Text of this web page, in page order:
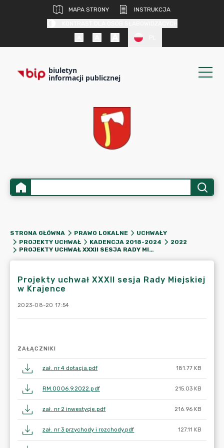
MAPA STRONY
INSTRUKCJA
biuletyn
informacji publicznej
STRONA GŁÓWNA PRAWO LOKALNE
UCHWAŁY
PROJEKTY UCHWAŁ
KADENCJA 2018-2024
2022
PROJEKTY UCHWAŁ XXXII SESJA RADY MIEJSKIEJ W KRAJENCE
Projekty uchwał XXXII sesja Rady Miejskiej
w Krajence
2023-08-20 17:54
ZAŁĄCZNIKI
zał. nr 4 dotacja.pdf 181.77 KB
RM.0006.9.2022.pdf 215.03 KB
zał. nr 2 inwestycje.pdf 216.96 KB
zał. nr 3 przychody i rozchody.pdf 127.11 KB